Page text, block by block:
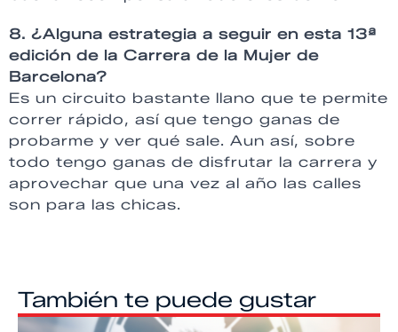
8. ¿Alguna estrategia a seguir en esta 13ª
edición de la Carrera de la Mujer de
Barcelona?
Es un circuito bastante llano que te permite
correr rápido, así que tengo ganas de
probarme y ver qué sale. Aun así, sobre
todo tengo ganas de disfrutar la carrera y
aprovechar que una vez al año las calles
son para las chicas.
También te puede gustar